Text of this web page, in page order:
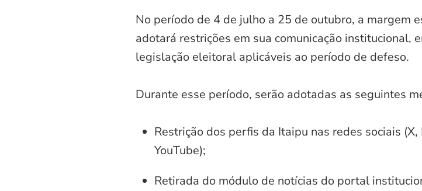
No período de 4 de julho a 25 de outubro, a margem
adotará restrições em sua comunicação institucional,
legislação eleitoral aplicáveis ao período de defeso.
Durante esse período, serão adotadas as seguintes
Restrição dos perfis da Itaipu nas redes sociais
YouTube);
Retirada do módulo de notícias do portal